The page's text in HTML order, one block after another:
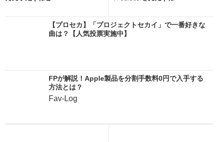
【プロセカ】「プロジェクトセカイ」で一番好きな
曲は？【人気投票実施中】
FPが解説！Apple製品を分割手数料0円で入手する
方法とは？
Fav-Log